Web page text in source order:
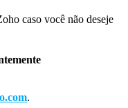
caso você não deseje
.